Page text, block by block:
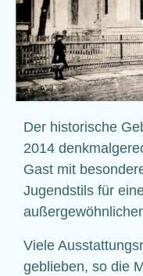
Der historische
2014
Gast mit
Jugendstils für
Viele
geblieben, so die